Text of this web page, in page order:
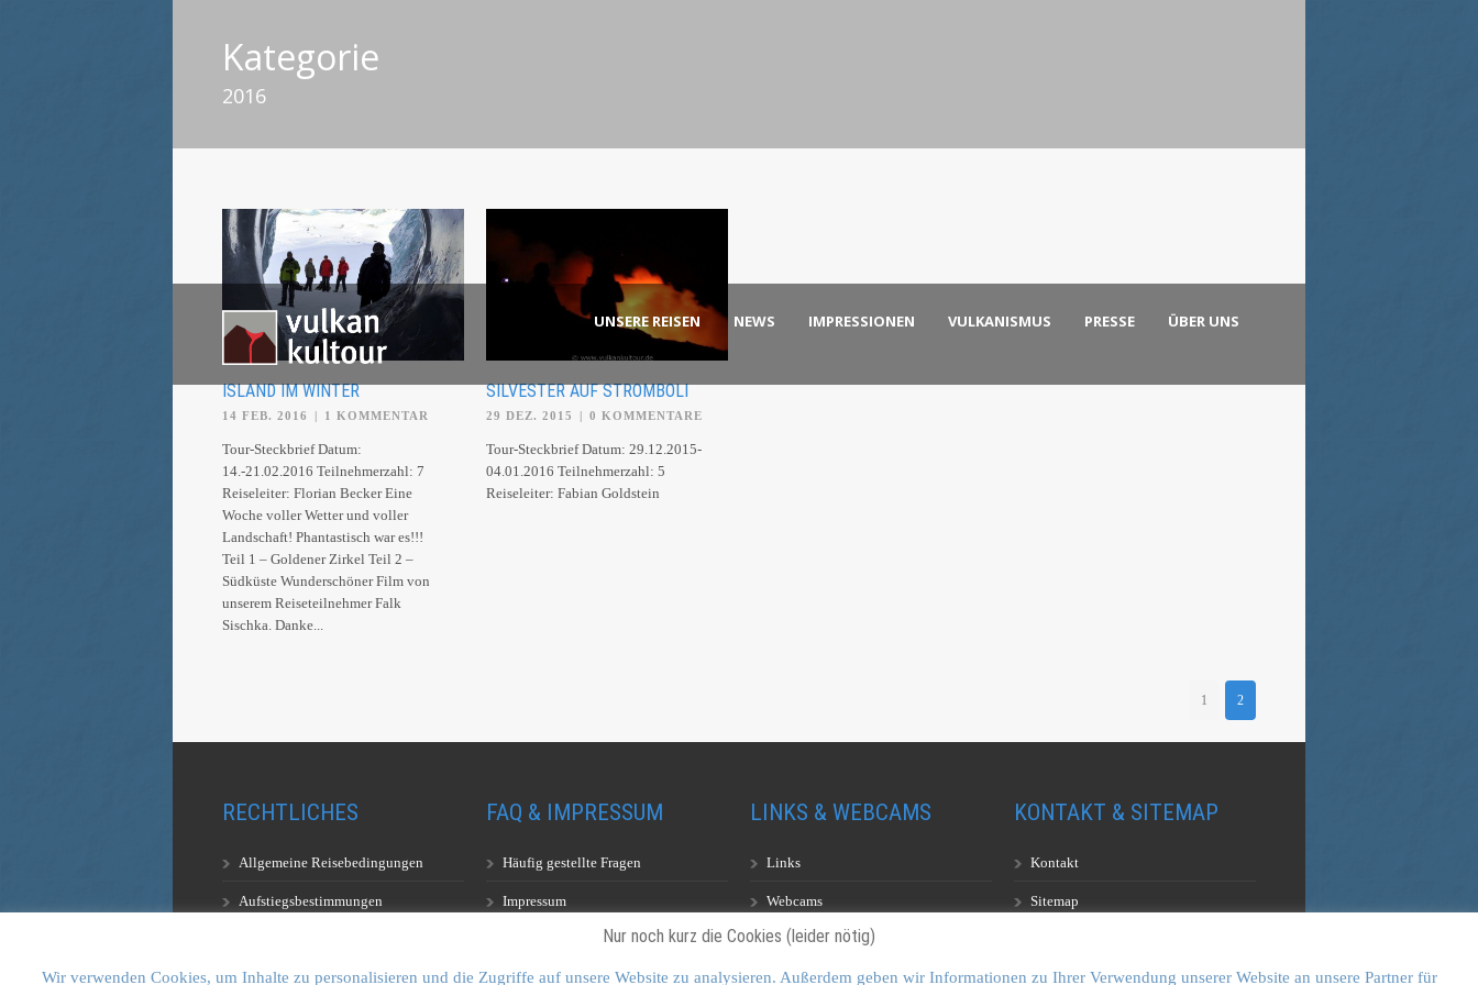
UNSERE REISEN NEWS IMPRESSIONEN VULKANISMUS PRESSE ÜBER UNS
Kategorie
2016
ISLAND IM WINTER
14 FEB. 2016 | 1 KOMMENTAR
Tour-Steckbrief Datum:
14.-21.02.2016 Teilnehmerzahl: 7
Reiseleiter: Florian Becker Eine
Woche voller Wetter und voller
Landschaft! Phantastisch war es!!!
Teil 1 – Goldener Zirkel Teil 2 –
Südküste Wunderschöner Film von
unserem Reiseteilnehmer Falk
Sischka. Danke...
SILVESTER AUF STROMBOLI
29 DEZ. 2015 | 0 KOMMENTARE
Tour-Steckbrief Datum: 29.12.2015-
04.01.2016 Teilnehmerzahl: 5
Reiseleiter: Fabian Goldstein
1 2
RECHTLICHES
Allgemeine Reisebedingungen
Aufstiegsbestimmungen
FAQ & IMPRESSUM
Häufig gestellte Fragen
Impressum
LINKS & WEBCAMS
Links
Webcams
KONTAKT & SITEMAP
Kontakt
Sitemap
Nur noch kurz die Cookies (leider nötig)
Wir verwenden Cookies, um Inhalte zu personalisieren und die Zugriffe auf unsere Website zu analysieren. Außerdem geben wir Informationen zu Ihrer Verwendung unserer Website an unsere Partner für